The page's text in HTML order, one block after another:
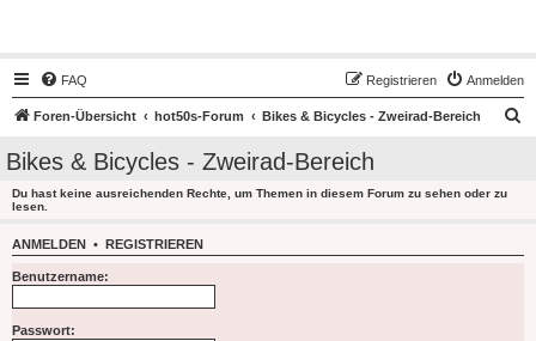
FAQ Anmelden
Registrieren
Foren-Übersicht hot50s-Forum Bikes & Bicycles - Zweirad-Bereich
Bikes & Bicycles - Zweirad-Bereich
Du hast keine ausreichenden Rechte, um Themen in diesem Forum zu sehen oder zu
lesen.
ANMELDEN • REGISTRIEREN
Benutzername:
Passwort: